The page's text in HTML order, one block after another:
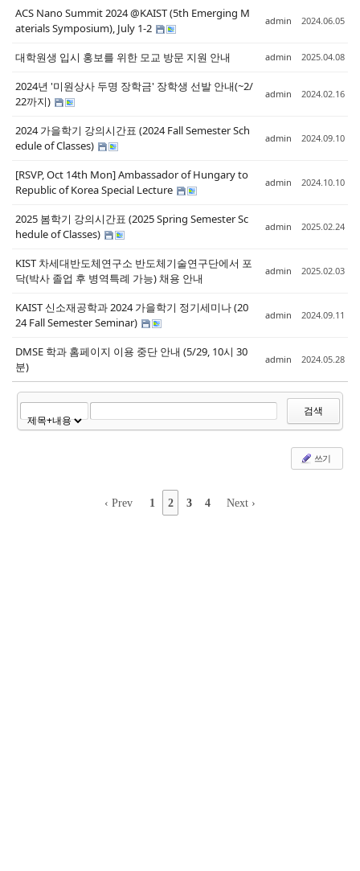
ACS Nano Summit 2024 @KAIST (5th Emerging M
aterials Symposium), July 1-2
admin 2024.06.05
대학원생 입시 홍보를 위한 모교 방문 지원 안내 admin 2025.04.08
2024년 '미원상사 두명 장학금' 장학생 선발 안내(~2/
22까지)
admin 2024.02.16
2024 가을학기 강의시간표 (2024 Fall Semester Sch
edule of Classes)
admin 2024.09.10
[RSVP, Oct 14th Mon] Ambassador of Hungary to
Republic of Korea Special Lecture
admin 2024.10.10
2025 봄학기 강의시간표 (2025 Spring Semester Sc
hedule of Classes)
admin 2025.02.24
KIST 차세대반도체연구소 반도체기술연구단에서 포
닥(박사 졸업 후 병역특례 가능) 채용 안내
admin 2025.02.03
KAIST 신소재공학과 2024 가을학기 정기세미나 (20
24 Fall Semester Seminar)
admin 2024.09.11
DMSE 학과 홈페이지 이용 중단 안내 (5/29, 10시 30
분)
admin 2024.05.28
검색
쓰기
‹ Prev 1 2 3 4 Next ›